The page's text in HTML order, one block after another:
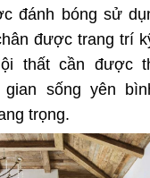
đánh bóng sử
được trang trí
thất cần được
gian sống yên
trọng.